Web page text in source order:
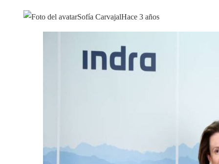
Sofía CarvajalHace 3 años